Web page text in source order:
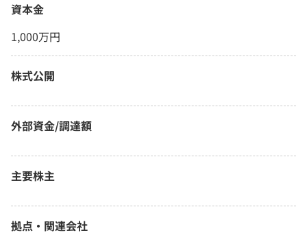
資本金
1,000万円
株式公開
外部資金/調達額
主要株主
拠点・関連会社